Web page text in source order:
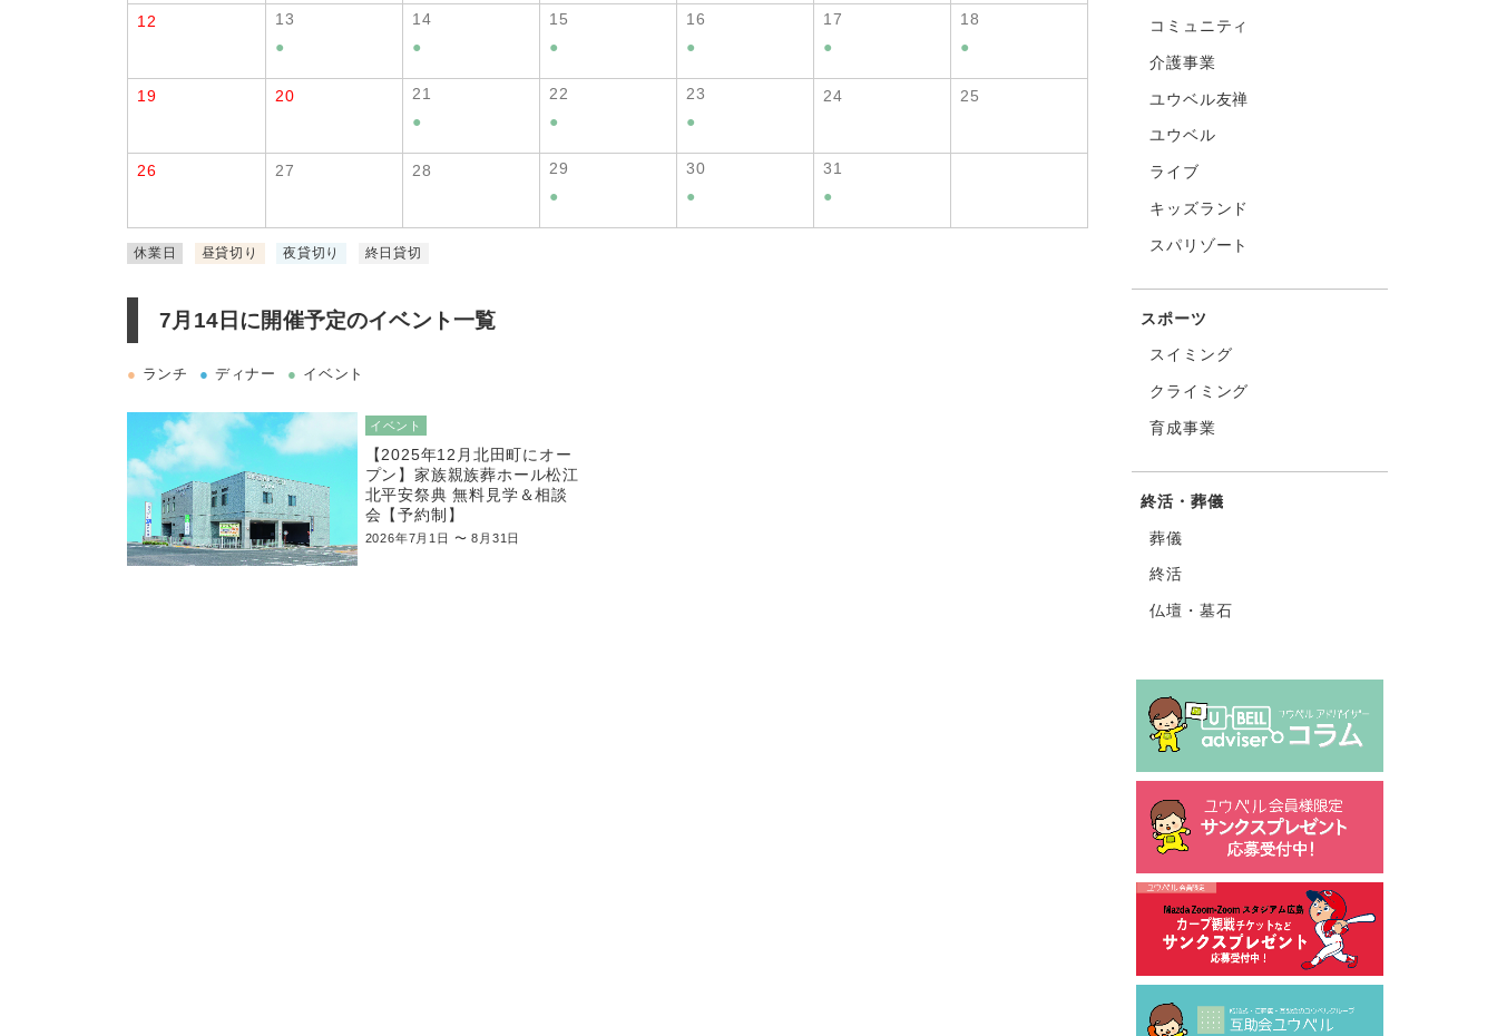
12
13
●
14
●
15
●
16
●
17
●
18
●
19 20
21
●
22
●
23
●
24 25
26 27 28
29
●
30
●
31
●
休業日 昼貸切り 夜貸切り 終日貸切
7月14日に開催予定のイベント一覧
● ランチ ● ディナー ● イベント
イベント
【2025年12月北田町にオー
プン】家族親族葬ホール松江
北平安祭典 無料見学＆相談
会【予約制】
2026年7月1日 〜 8月31日
コミュニティ
介護事業
ユウベル友禅
ユウベル
ライブ
キッズランド
スパリゾート
スポーツ
スイミング
クライミング
育成事業
終活・葬儀
葬儀
終活
仏壇・墓石